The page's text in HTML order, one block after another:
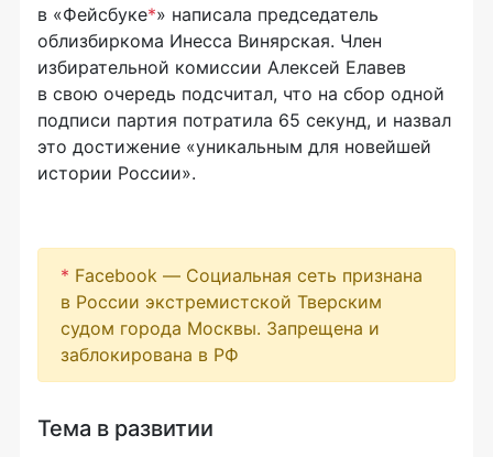
в «Фейсбуке*» написала председатель
облизбиркома Инесса Винярская. Член
избирательной комиссии Алексей Елавев
в свою очередь подсчитал, что на сбор одной
подписи партия потратила 65 секунд, и назвал
это достижение «уникальным для новейшей
истории России».
* Facebook — Социальная сеть признана
в России экстремистской Тверским
судом города Москвы. Запрещена и
заблокирована в РФ
Тема в развитии